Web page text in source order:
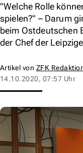
"Welche Rolle
spielen?" – Darum
beim Ostdeutschen
der Chef der
Artikel von ZFK
14.10.2020, 07:57 Uhr